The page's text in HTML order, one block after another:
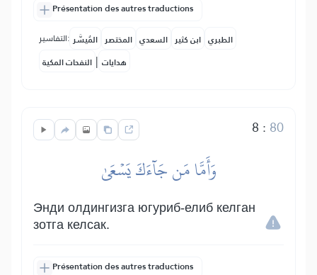
Présentation des autres traductions
التفاسير: المُيسَّر المختصر السعدي ابن كثير الطبري
النفحات المكية | هدايات
8 : 80
وَأَمَّا مَن جَآءَكَ يَسۡعَىٰ
Энди олдингизга югуриб-елиб келган
зотга келсак.
Présentation des autres traductions